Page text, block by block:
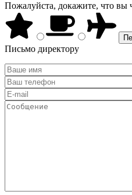
Пожалуйста, докажите, что вы
Письмо директору